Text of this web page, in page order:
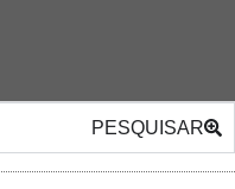
PESQUISAR